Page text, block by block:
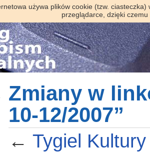
używa plików cookie (tzw.
przeglądarce, dzięki
Zmiany w
10-12/2007”
← Tygiel